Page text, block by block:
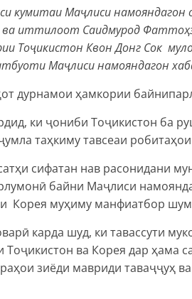
кумитаи Маҷлиси
иттилоот Саидмурод
Тоҷикистон Квон Донг Сок
Маҷлиси намояндагон
дурнамои ҳамкории
ки ҷониби Тоҷикистон ба
таҳкиму тавсеаи
сифатан нав расонидани
байни Маҷлиси
Корея муҳиму манфиатбор
карда шуд, ки тавассути
Тоҷикистон ва Корея дар ҳама
зиёди мавриди таваҷҷуҳ